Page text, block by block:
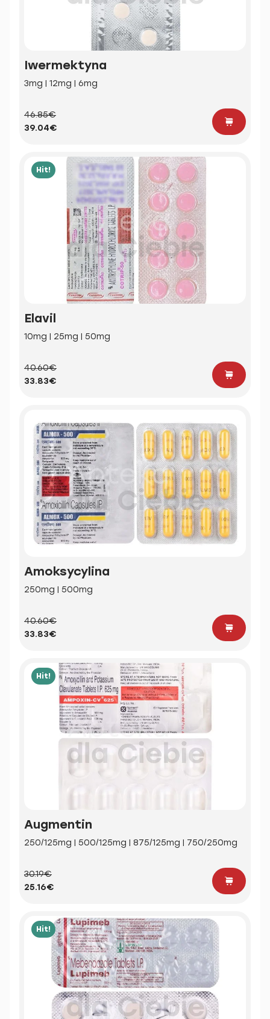
Iwermektyna
3mg | 12mg | 6mg
46.85€
39.04€
Hit!
Elavil
10mg | 25mg | 50mg
40.60€
33.83€
Amoksycylina
250mg | 500mg
40.60€
33.83€
Hit!
Augmentin
250/125mg | 500/125mg | 875/125mg | 750/250mg
30.19€
25.16€
Hit!